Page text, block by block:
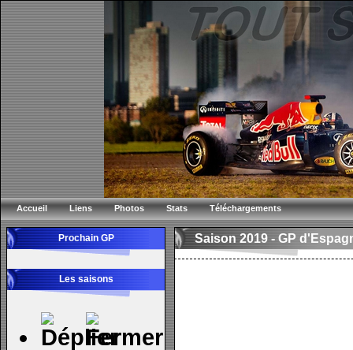
Accueil Liens Photos Stats Téléchargements
Prochain GP
Les saisons
Saison 2019 - GP